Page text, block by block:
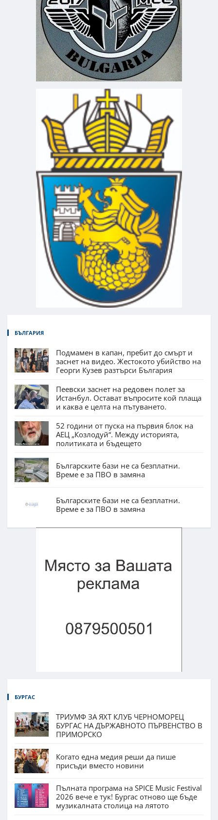
БЪЛГАРИЯ
Подмамен в капан, пребит до смърт и
заснет на видео. Жестокото убийство на
Георги Кузев разтърси България
Пеевски заснет на редовен полет за
Истанбул. Остават въпросите кой плаща
и каква е целта на пътуването.
52 години от пуска на първия блок на
АЕЦ „Козлодуй“. Между историята,
политиката и бъдещето
Българските бази не са безплатни.
Време е за ПВО в замяна
Българските бази не са безплатни.
Време е за ПВО в замяна
БУРГАС
ТРИУМФ ЗА ЯХТ КЛУБ ЧЕРНОМОРЕЦ
БУРГАС НА ДЪРЖАВНОТО ПЪРВЕНСТВО В
ПРИМОРСКО
Когато една медия реши да пише
присъди вместо новини
Пълната програма на SPICE Music Festival
2026 вече е тук! Бургас отново ще бъде
музикалната столица на лятото